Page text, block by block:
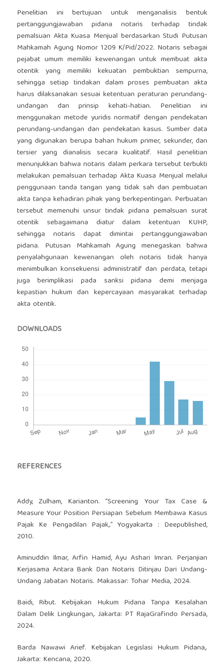
Penelitian ini bertujuan untuk menganalisis bentuk
pertanggungjawaban pidana notaris terhadap tindak
pemalsuan Akta Kuasa Menjual berdasarkan Studi Putusan
Mahkamah Agung Nomor 1209 K/Pid/2022. Notaris sebagai
pejabat umum memiliki kewenangan untuk membuat akta
otentik yang memiliki kekuatan pembuktian sempurna,
sehingga setiap tindakan dalam proses pembuatan akta
harus dilaksanakan sesuai ketentuan peraturan perundang-
undangan dan prinsip kehati-hatian. Penelitian ini
menggunakan metode yuridis normatif dengan pendekatan
perundang-undangan dan pendekatan kasus. Sumber data
yang digunakan berupa bahan hukum primer, sekunder, dan
tersier yang dianalisis secara kualitatif. Hasil penelitian
menunjukkan bahwa notaris dalam perkara tersebut terbukti
melakukan pemalsuan terhadap Akta Kuasa Menjual melalui
penggunaan tanda tangan yang tidak sah dan pembuatan
akta tanpa kehadiran pihak yang berkepentingan. Perbuatan
tersebut memenuhi unsur tindak pidana pemalsuan surat
otentik sebagaimana diatur dalam ketentuan KUHP,
sehingga notaris dapat dimintai pertanggungjawaban
pidana. Putusan Mahkamah Agung menegaskan bahwa
penyalahgunaan kewenangan oleh notaris tidak hanya
menimbulkan konsekuensi administratif dan perdata, tetapi
juga berimplikasi pada sanksi pidana demi menjaga
kepastian hukum dan kepercayaan masyarakat terhadap
akta otentik.
DOWNLOADS
REFERENCES
Addy, Zulham, Karianton. “Screening Your Tax Case &
Measure Your Position Persiapan Sebelum Membawa Kasus
Pajak Ke Pengadilan Pajak,.” Yogyakarta : Deepublished,
2010.
Aminuddin Ilmar, Arfin Hamid, Ayu Ashari Imran. Perjanjian
Kerjasama Antara Bank Dan Notaris Ditinjau Dari Undang-
Undang Jabatan Notaris. Makassar: Tohar Media, 2024.
Baidi, Ribut. Kebijakan Hukum Pidana Tanpa Kesalahan
Dalam Delik Lingkungan,. Jakarta: PT RajaGrafindo Persada,
2024.
Barda Nawawi Arief. Kebijakan Legislasi Hukum Pidana,.
Jakarta: Kencana, 2020.